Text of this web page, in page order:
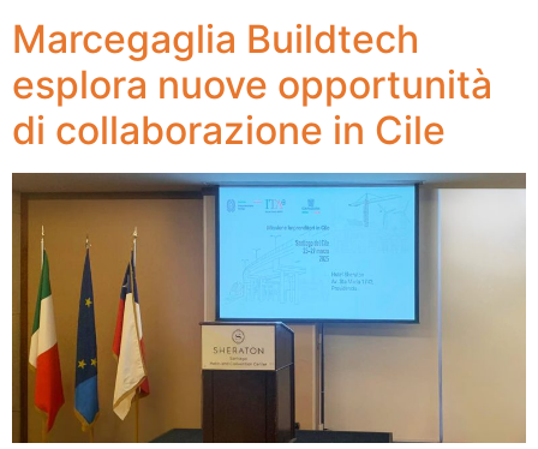
Marcegaglia Buildtech
esplora nuove opportunità
di collaborazione in Cile